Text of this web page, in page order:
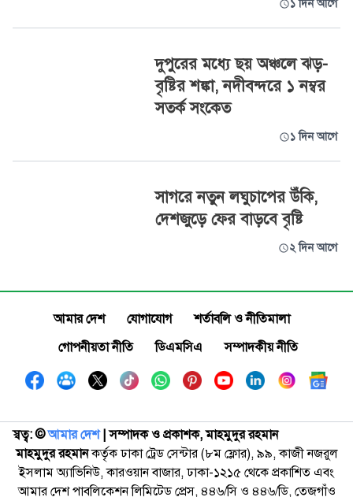
১ দিন আগে
দুপুরের মধ্যে ছয় অঞ্চলে ঝড়-
বৃষ্টির শঙ্কা, নদীবন্দরে ১ নম্বর
সতর্ক সংকেত
১ দিন আগে
সাগরে নতুন লঘুচাপের উঁকি,
দেশজুড়ে ফের বাড়বে বৃষ্টি
২ দিন আগে
আমার দেশ যোগাযোগ
শর্তাবলি ও নীতিমালা
গোপনীয়তা নীতি
ডিএমসিএ সম্পাদকীয় নীতি
স্বত্ব: ©️আমার দেশ| সম্পাদক ও প্রকাশক, মাহমুদুর রহমান
মাহমুদুর রহমানকর্তৃক ঢাকা ট্রেড সেন্টার (৮ম ফ্লোর), ৯৯, কাজী নজরুল
ইসলাম অ্যাভিনিউ, কারওয়ান বাজার, ঢাকা-১২১৫ থেকে প্রকাশিত এবং
আমার দেশ পাবলিকেশন লিমিটেড প্রেস, ৪৪৬/সি ও ৪৪৬/ডি, তেজগাঁও